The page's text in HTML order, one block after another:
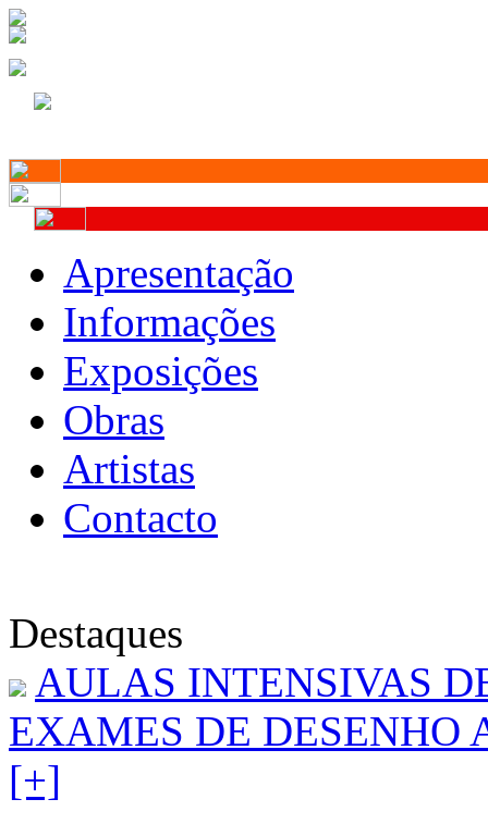
Apresentação
Informações
Exposições
Obras
Artistas
Contacto
Destaques
AULAS INTENSIVAS
EXAMES DE DESENHO
[+]